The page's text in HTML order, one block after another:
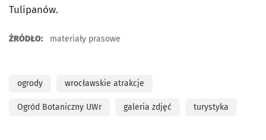
Tulipanów.
ŹRÓDŁO: materiały prasowe
ogrody wrocławskie atrakcje
Ogród Botaniczny UWr galeria zdjęć turystyka